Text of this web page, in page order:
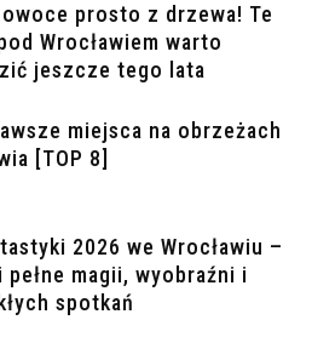
prosto z drzewa! Te
Wrocławiem warto
jeszcze tego lata
miejsca na obrzeżach
[TOP 8]
2026 we Wrocławiu –
magii, wyobraźni i
spotkań